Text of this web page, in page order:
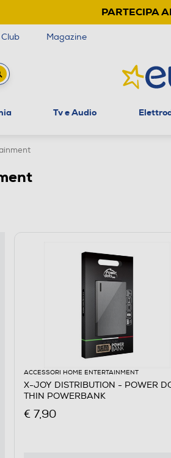
PARTECIPA
Magazine
Tv e Audio
ACCESSORI HOME ENTERTAINMENT
X-JOY DISTRIBUTION - POWER
THIN POWERBANK
€ 7,90